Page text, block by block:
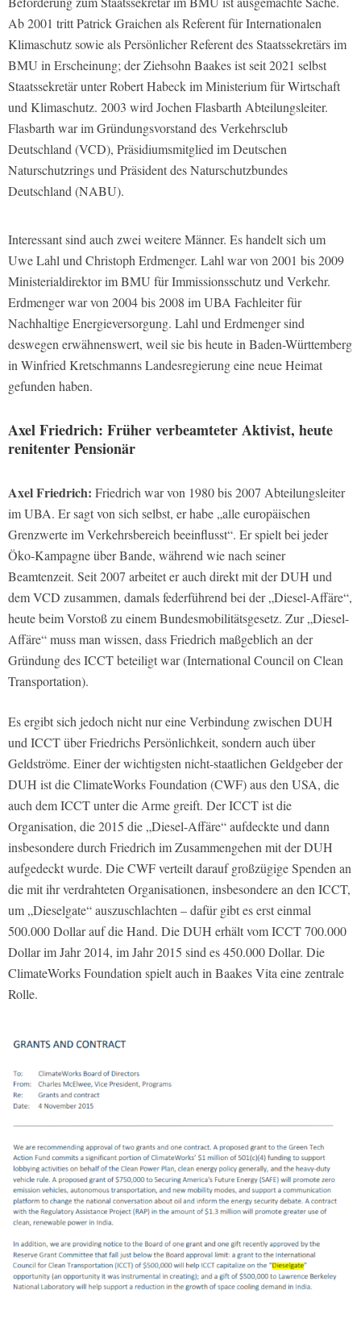
Ab 2001 tritt Patrick Graichen als Referent für Internationalen
Klimaschutz sowie als Persönlicher Referent des Staatssekretärs im
BMU in Erscheinung; der Ziehsohn Baakes ist seit 2021 selbst
Staatssekretär unter Robert Habeck im Ministerium für Wirtschaft
und Klimaschutz. 2003 wird Jochen Flasbarth Abteilungsleiter.
Flasbarth war im Gründungsvorstand des Verkehrsclub
Deutschland (VCD), Präsidiumsmitglied im Deutschen
Naturschutzrings und Präsident des Naturschutzbundes
Deutschland (NABU).
Interessant sind auch zwei weitere Männer. Es handelt sich um
Uwe Lahl und Christoph Erdmenger. Lahl war von 2001 bis 2009
Ministerialdirektor im BMU für Immissionsschutz und Verkehr.
Erdmenger war von 2004 bis 2008 im UBA Fachleiter für
Nachhaltige Energieversorgung. Lahl und Erdmenger sind
deswegen erwähnenswert, weil sie bis heute in Baden-Württemberg
in Winfried Kretschmanns Landesregierung eine neue Heimat
gefunden haben.
Axel Friedrich: Früher verbeamteter Aktivist, heute
renitenter Pensionär
Axel Friedrich: Friedrich war von 1980 bis 2007 Abteilungsleiter
im UBA. Er sagt von sich selbst, er habe „alle europäischen
Grenzwerte im Verkehrsbereich beeinflusst“. Er spielt bei jeder
Öko-Kampagne über Bande, während wie nach seiner
Beamtenzeit. Seit 2007 arbeitet er auch direkt mit der DUH und
dem VCD zusammen, damals federführend bei der „Diesel-Affäre“,
heute beim Vorstoß zu einem Bundesmobilitätsgesetz. Zur „Diesel-
Affäre“ muss man wissen, dass Friedrich maßgeblich an der
Gründung des ICCT beteiligt war (International Council on Clean
Transportation).
Es ergibt sich jedoch nicht nur eine Verbindung zwischen DUH
und ICCT über Friedrichs Persönlichkeit, sondern auch über
Geldströme. Einer der wichtigsten nicht-staatlichen Geldgeber der
DUH ist die ClimateWorks Foundation (CWF) aus den USA, die
auch dem ICCT unter die Arme greift. Der ICCT ist die
Organisation, die 2015 die „Diesel-Affäre“ aufdeckte und dann
insbesondere durch Friedrich im Zusammengehen mit der DUH
aufgedeckt wurde. Die CWF verteilt darauf großzügige Spenden an
die mit ihr verdrahteten Organisationen, insbesondere an den ICCT,
um „Dieselgate“ auszuschlachten – dafür gibt es erst einmal
500.000 Dollar auf die Hand. Die DUH erhält vom ICCT 700.000
Dollar im Jahr 2014, im Jahr 2015 sind es 450.000 Dollar. Die
ClimateWorks Foundation spielt auch in Baakes Vita eine zentrale
Rolle.